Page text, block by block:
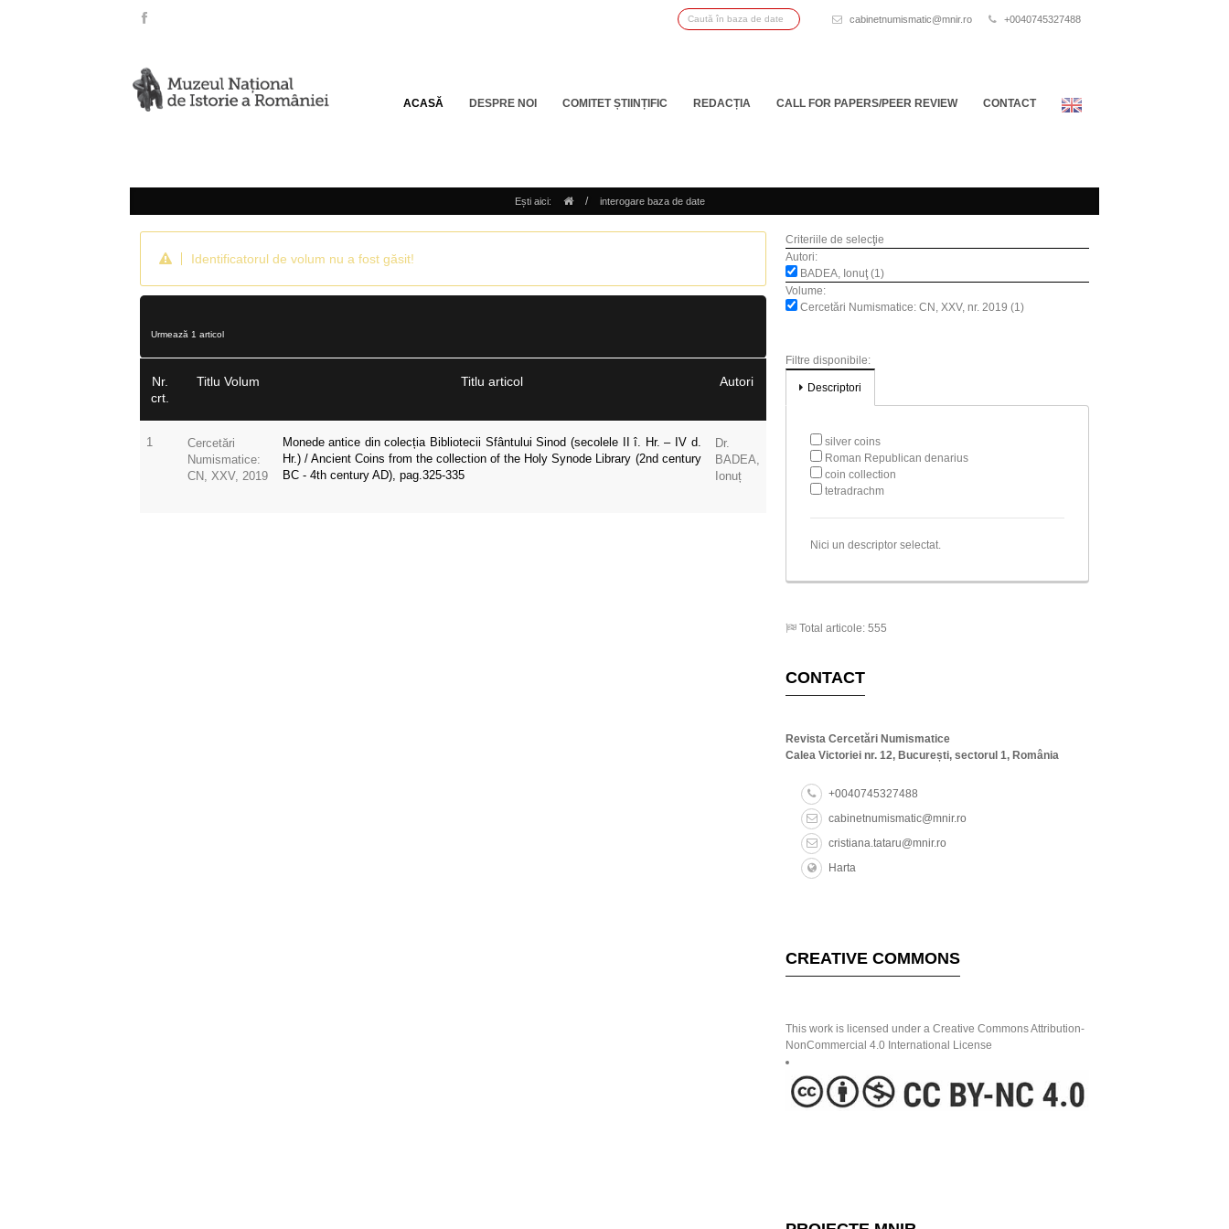
cabinetnumismatic@mnir.ro +0040745327488
ACASĂ DESPRE NOI COMITET ȘTIINȚIFIC REDACȚIA CALL FOR PAPERS/PEER REVIEW CONTACT
Ești aici: / interogare baza de date
Identificatorul de volum nu a fost găsit!
Urmează 1 articol
Nr.
crt.
Titlu Volum Titlu articol Autori
1
Cercetări
Numismatice:
CN, XXV, 2019
Monede antice din colecția Bibliotecii Sfântului Sinod (secolele II î. Hr. – IV d.
Hr.) / Ancient Coins from the collection of the Holy Synode Library (2nd century
BC - 4th century AD), pag.325-335
Dr.
BADEA,
Ionuț
Criteriile de selecţie
Autori:
BADEA, Ionuţ (1)
Volume:
Cercetări Numismatice: CN, XXV, nr. 2019 (1)
Filtre disponibile:
Descriptori
silver coins
Roman Republican denarius
coin collection
tetradrachm
Nici un descriptor selectat.
Total articole: 555
CONTACT
Revista Cercetări Numismatice
Calea Victoriei nr. 12, București, sectorul 1, România
+0040745327488
cabinetnumismatic@mnir.ro
cristiana.tataru@mnir.ro
Harta
CREATIVE COMMONS
This work is licensed under a Creative Commons Attribution-
NonCommercial 4.0 International License